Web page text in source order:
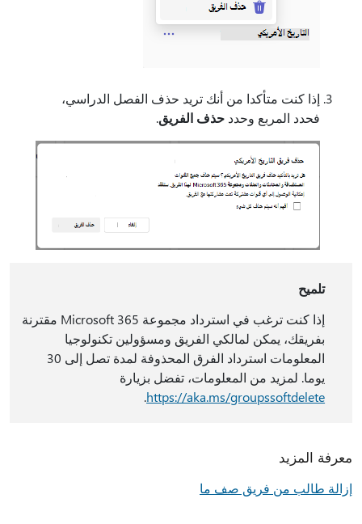
إذا كنت متأكدا من أنك تريد حذف الفصل الدراسي،
فحدد المربع وحدد حذف الفريق.
تلميح
إذا كنت ترغب في استرداد مجموعة Microsoft 365 مقترنة
بفريقك، يمكن لمالكي الفريق ومسؤولين تكنولوجيا
المعلومات استرداد الفرق المحذوفة لمدة تصل إلى 30
يوما. لمزيد من المعلومات، تفضل بزيارة
https://aka.ms/groupssoftdelete
.
معرفة المزيد
إزالة طالب من فريق صف ما